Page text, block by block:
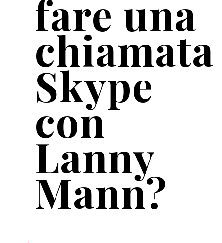
fare una
chiamata
Skype
con
Lanny
Mann?